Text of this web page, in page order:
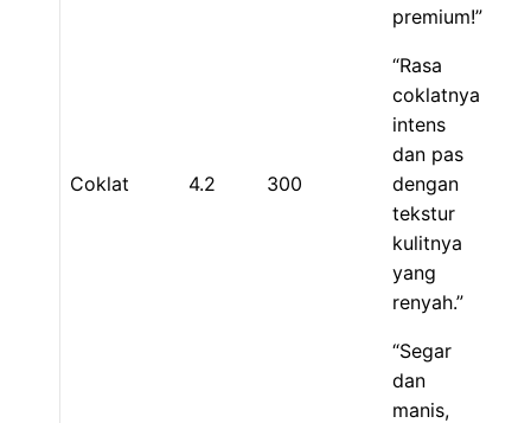
premium!”
Coklat 4.2 300
“Rasa
coklatnya
intens
dan pas
dengan
tekstur
kulitnya
yang
renyah.”
“Segar
dan
manis,